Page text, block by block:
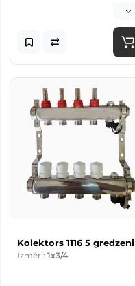
Kolektors 1116 5 gredzeni
Izmēri: 1x3/4